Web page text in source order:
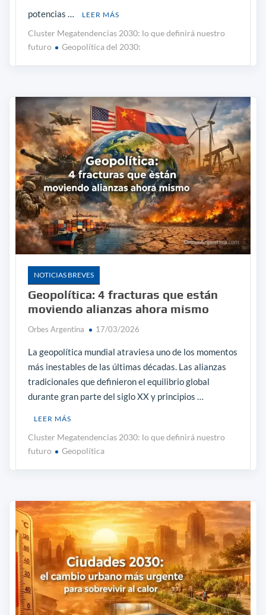
potencias …
LEER MÁS
Cluster Megatendencias 2030: lo que definirá nuestro
futuro
Geopolítica del 2030:
NOTICIAS BREVES
Geopolítica: 4 fracturas que están
moviendo alianzas ahora mismo
Orbes Argentina 17/03/2026
La geopolítica mundial atraviesa uno de los momentos
más inestables de las últimas décadas. Las alianzas
tradicionales que definieron el equilibrio global
durante gran parte del siglo XX y principios …
LEER MÁS
Cluster Megatendencias 2030: lo que definirá nuestro
futuro
Geopolítica